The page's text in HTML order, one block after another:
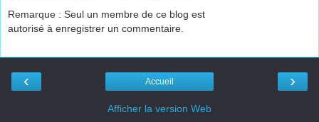
Remarque : Seul un membre de ce blog est
autorisé à enregistrer un commentaire.
‹ ›
Accueil
Afficher la version Web